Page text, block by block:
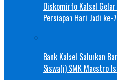
Diskominfo Kalsel
Persiapan Hari Jadi ke-
Bank Kalsel Salurkan
Siswa(i) SMK Maestro